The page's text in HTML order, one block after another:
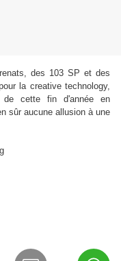
des 103 SP et des
la creative technology,
cette fin d'année en
sûr aucune allusion à une